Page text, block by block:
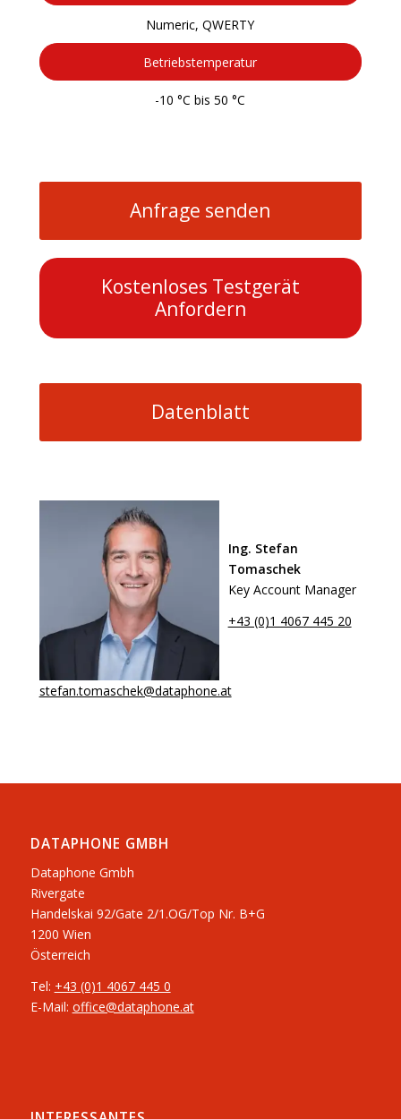
Numeric, QWERTY
Betriebstemperatur
-10 °C bis 50 °C
Anfrage senden
Kostenloses Testgerät
Anfordern
Datenblatt
Ing. Stefan
Tomaschek
Key Account Manager
+43 (0)1 4067 445 20
stefan.tomaschek@dataphone.at
DATAPHONE GMBH
Dataphone Gmbh
Rivergate
​Handelskai 92/Gate 2/1.OG/Top Nr. B+G
1200 Wien
Österreich
Tel: +43 (0)1 4067 445 0
E-Mail: office@dataphone.at